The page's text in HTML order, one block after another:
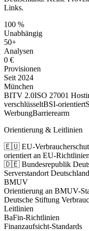
Links.
100 %
Unabhängig
50+
Analysen
0 €
Provisionen
Seit 2024
München
BITV 2.0ISO 27001
verschlüsseltBSI-orientiert
WerbungBarrierearm
Orientierung & Leitlinien
🇪🇺 EU-
orientiert an EU-Richtlinien
🇩🇪 Bundesrepublik
Serverstandort Deutschland
BMUV
Orientierung an BMUV-
Deutsche Stiftung
Leitlinien
BaFin-Richtlinien
Finanzaufsicht-Standards